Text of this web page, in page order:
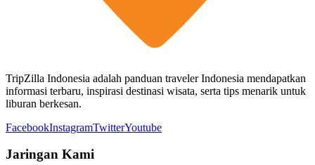
TripZilla Indonesia adalah panduan traveler Indonesia mendapatkan
informasi terbaru, inspirasi destinasi wisata, serta tips menarik untuk
liburan berkesan.
FacebookInstagramTwitterYoutube
Jaringan Kami